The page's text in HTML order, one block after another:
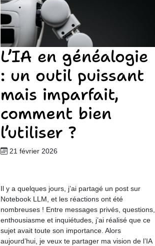
L’IA en généalogie
: un outil puissant
mais imparfait,
comment bien
l’utiliser ?
21 février 2026
Il y a quelques jours, j’ai partagé un post sur
Notebook LLM, et les réactions ont été
nombreuses ! Entre messages privés, questions,
enthousiasme et inquiétudes, j’ai réalisé que ce
sujet avait toute son importance. Alors
aujourd’hui, je veux te partager ma vision de l’IA